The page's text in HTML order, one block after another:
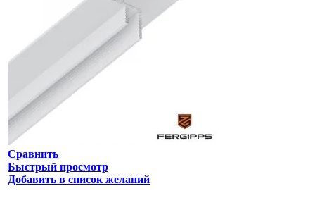
Сравнить
Быстрый просмотр
Добавить в список желаний